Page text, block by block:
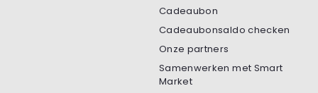
Cadeaubon
Cadeaubonsaldo checken
Onze partners
Samenwerken met Smart
Market